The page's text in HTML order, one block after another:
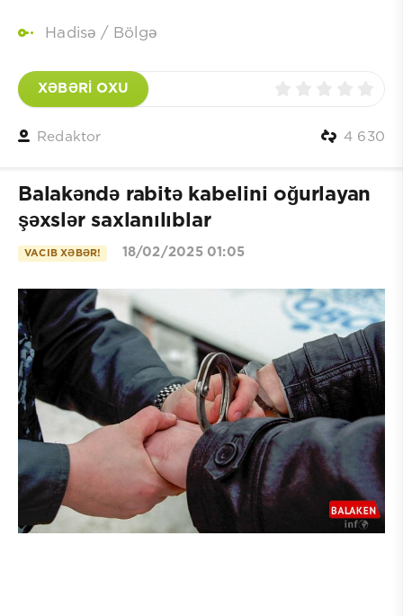
Hadisə / Bölgə
XƏBƏRİ OXU
Redaktor 4 630
Balakəndə rabitə kabelini oğurlayan
şəxslər saxlanılıblar
VACIB XƏBƏR! 18/02/2025 01:05